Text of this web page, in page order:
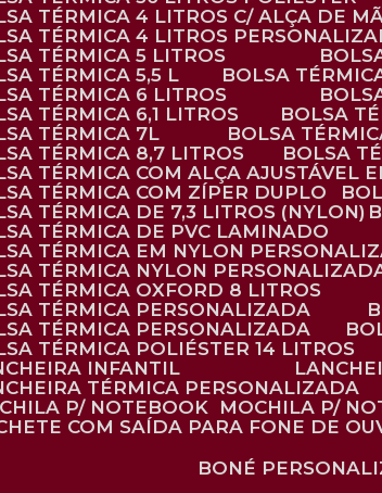
TÉRMICA 4 LITROS C/ ALÇA DE
TÉRMICA 4 LITROS
TÉRMICA 5 LITROS
TÉRMICA 5,5 L
BOLSA
TÉRMICA 6 LITROS
TÉRMICA 6,1 LITROS
BOLSA
TÉRMICA 7L
BOLSA
TÉRMICA 8,7 LITROS
BOLSA
TÉRMICA COM ALÇA AJUSTÁVEL
TÉRMICA COM ZÍPER DUPLO
TÉRMICA DE 7,3 LITROS (NYLON)
TÉRMICA DE PVC LAMINADO
TÉRMICA EM NYLON
TÉRMICA NYLON
TÉRMICA OXFORD 8 LITROS
TÉRMICA PERSONALIZADA
TÉRMICA PERSONALIZADA
TÉRMICA POLIÉSTER 14 LITROS
INFANTIL
TÉRMICA PERSONALIZADA
P/ NOTEBOOK
MOCHILA P/
COM SAÍDA PARA FONE DE
BONÉ